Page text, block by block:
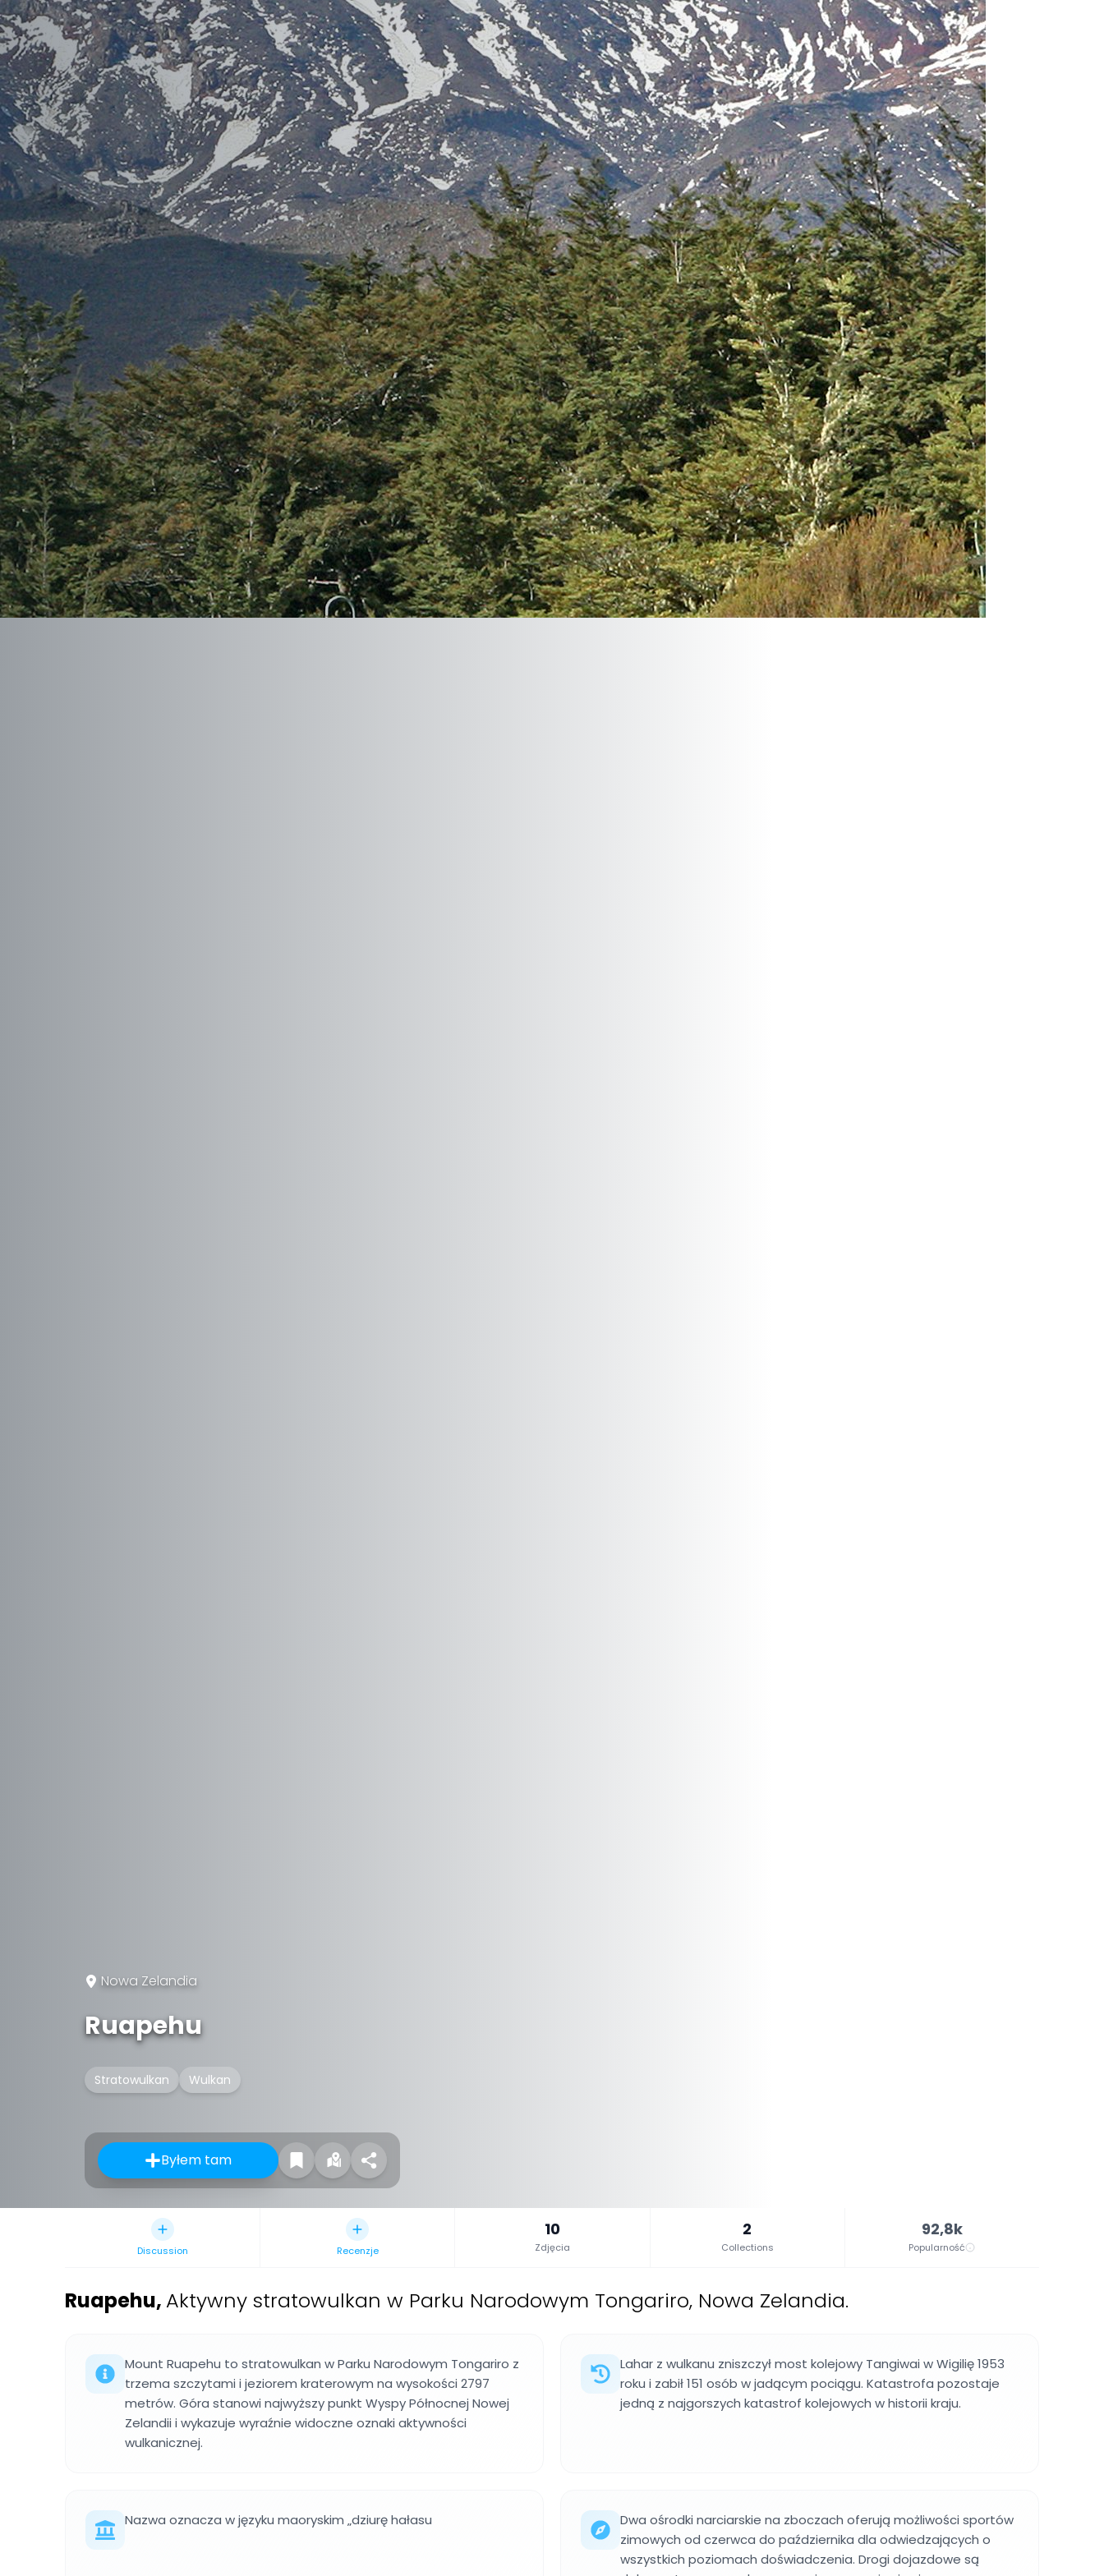
Nowa Zelandia
Ruapehu
Stratowulkan Wulkan
Byłem tam
Discussion Recenzje
10
Zdjęcia
2
Collections
92,8k
Popularność
Ruapehu, Aktywny stratowulkan w Parku Narodowym Tongariro, Nowa Zelandia.
Mount Ruapehu to stratowulkan w Parku Narodowym Tongariro z
trzema szczytami i jeziorem kraterowym na wysokości 2797
metrów. Góra stanowi najwyższy punkt Wyspy Północnej Nowej
Zelandii i wykazuje wyraźnie widoczne oznaki aktywności
wulkanicznej.
Lahar z wulkanu zniszczył most kolejowy Tangiwai w Wigilię 1953
roku i zabił 151 osób w jadącym pociągu. Katastrofa pozostaje
jedną z najgorszych katastrof kolejowych w historii kraju.
Nazwa oznacza w języku maoryskim „dziurę hałasu
Dwa ośrodki narciarskie na zboczach oferują możliwości sportów
zimowych od czerwca do października dla odwiedzających o
wszystkich poziomach doświadczenia. Drogi dojazdowe są